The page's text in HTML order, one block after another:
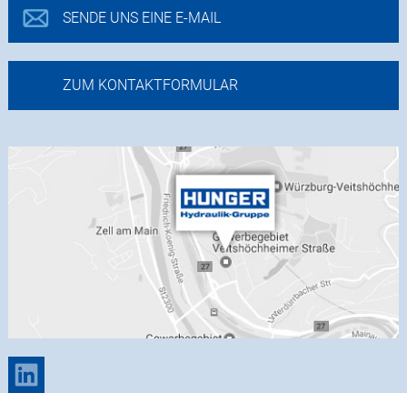
SENDE UNS EINE E-MAIL
ZUM KONTAKTFORMULAR